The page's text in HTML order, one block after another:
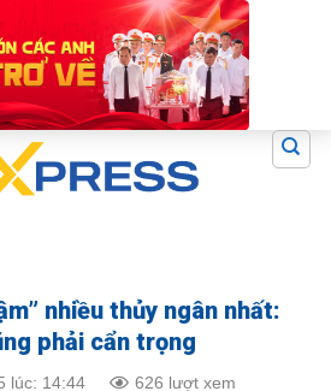
nhiều thủy ngân nhất:
phải cẩn trọng
lúc: 14:44 626 lượt xem